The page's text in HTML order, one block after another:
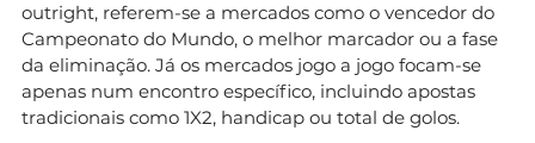
outright, referem-se a mercados como o vencedor do
Campeonato do Mundo, o melhor marcador ou a fase
da eliminação. Já os mercados jogo a jogo focam-se
apenas num encontro específico, incluindo apostas
tradicionais como 1X2, handicap ou total de golos.